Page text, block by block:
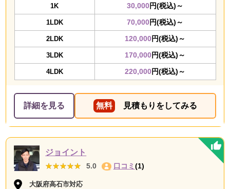
1K 30,000円(税込)～
1LDK 70,000円(税込)～
2LDK 120,000円(税込)～
3LDK 170,000円(税込)～
4LDK 220,000円(税込)～
詳細を見る 無料 見積もりをしてみる
ジョイント
★★★★★
★★★★★ 5.0 口コミ (1)
大阪府高石市対応